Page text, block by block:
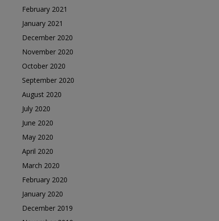
February 2021
January 2021
December 2020
November 2020
October 2020
September 2020
August 2020
July 2020
June 2020
May 2020
April 2020
March 2020
February 2020
January 2020
December 2019